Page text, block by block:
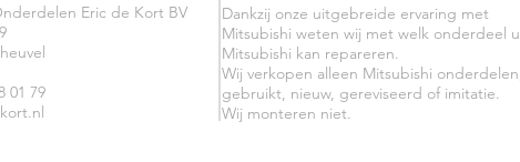
Eric de Kort BV
01 79
Dankzij onze uitgebreide ervaring met
Mitsubishi weten wij met welk onderdeel
Mitsubishi kan repareren.
Wij verkopen alleen Mitsubishi
gebruikt, nieuw, gereviseerd of imitatie.
Wij monteren niet.